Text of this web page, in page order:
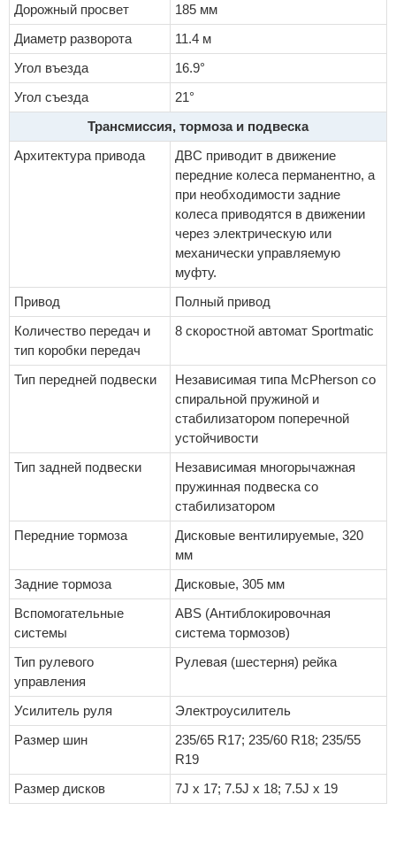
Дорожный просвет
185 мм
Диаметр разворота
11.4 м
Угол въезда
16.9°
Угол съезда
21°
Трансмиссия, тормоза и подвеска
Архитектура привода
ДВС приводит в движение
передние колеса перманентно, а
при необходимости задние
колеса приводятся в движении
через электрическую или
механически управляемую
муфту.
Привод
Полный привод
Количество передач и
тип коробки передач
8 скоростной автомат Sportmatic
Тип передней подвески
Независимая типа McPherson со
спиральной пружиной и
стабилизатором поперечной
устойчивости
Тип задней подвески
Независимая многорычажная
пружинная подвеска со
стабилизатором
Передние тормоза
Дисковые вентилируемые, 320
мм
Задние тормоза
Дисковые, 305 мм
Вспомогательные
системы
ABS (Антиблокировочная
система тормозов)
Тип рулевого
управления
Рулевая (шестерня) рейка
Усилитель руля
Электроусилитель
Размер шин
235/65 R17; 235/60 R18; 235/55
R19
Размер дисков
7J x 17; 7.5J x 18; 7.5J x 19